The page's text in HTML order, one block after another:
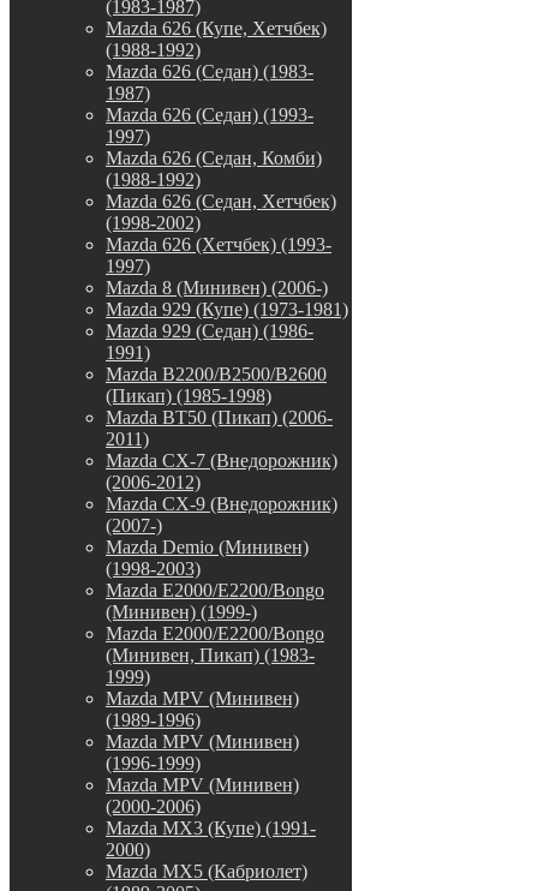
(1983-1987)
Mazda 626 (Купе, Хетчбек)
(1988-1992)
Mazda 626 (Седан) (1983-
1987)
Mazda 626 (Седан) (1993-
1997)
Mazda 626 (Седан, Комби)
(1988-1992)
Mazda 626 (Седан, Хетчбек)
(1998-2002)
Mazda 626 (Хетчбек) (1993-
1997)
Mazda 8 (Минивен) (2006-)
Mazda 929 (Купе) (1973-1981)
Mazda 929 (Седан) (1986-
1991)
Mazda B2200/B2500/B2600
(Пикап) (1985-1998)
Mazda BT50 (Пикап) (2006-
2011)
Mazda CX-7 (Внедорожник)
(2006-2012)
Mazda CX-9 (Внедорожник)
(2007-)
Mazda Demio (Минивен)
(1998-2003)
Mazda E2000/E2200/Bongo
(Минивен) (1999-)
Mazda E2000/E2200/Bongo
(Минивен, Пикап) (1983-
1999)
Mazda MPV (Минивен)
(1989-1996)
Mazda MPV (Минивен)
(1996-1999)
Mazda MPV (Минивен)
(2000-2006)
Mazda MX3 (Купе) (1991-
2000)
Mazda MX5 (Кабриолет)